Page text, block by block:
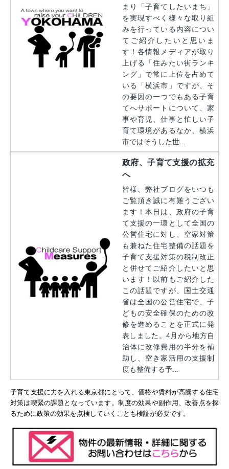
まり「子育てしたいまち」
を実現すべく様々な取り組
みを行っている内容につい
てご紹介したいと思いま
す！各情報メディアが取り
上げる「住みたい街ランキ
ング」で常に上位を占めて
いる「横浜市」ですが、そ
の要因の一つでもある子育
てへサポートについて、家
事や育児、仕事と忙しい子
育て環境があるなか、横浜
市ではそうした世...
政府、子育て支援の拡充
へ
皆様、弊社ブログをいつも
ご覧頂き誠に有難うござい
ます！本日は、政府の子育
て支援の一環として全国の
公営住宅に対し、空家対策
も兼ねた住宅整備の話題を
子育て支援対策の税制改正
と併せてご紹介したいと思
います！以前もご紹介した
この話題ですが、国土交通
省は全国の公営住宅で、子
どもの安全確保のための改
修を進めることを正式に発
表しました。4月から地方自
治体に改修費用の半分を補
助し、空き家活用の支援制
度も整備する予...
子育て支援に力を入れる東京都にとって、価格や賃料が高騰する住宅
対策は喫緊の課題となっています。制度の効果や副作用、改善点を探
るために政策の効果を点検していくことも検証が必要です。